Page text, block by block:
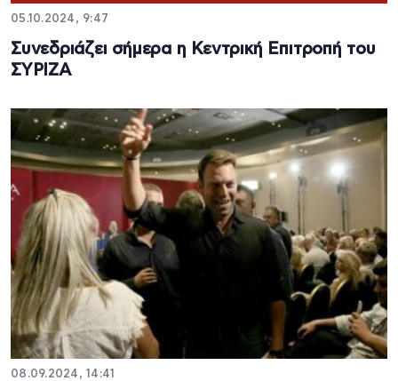
05.10.2024, 9:47
Συνεδριάζει σήμερα η Κεντρική Επιτροπή του
ΣΥΡΙΖΑ
08.09.2024, 14:41